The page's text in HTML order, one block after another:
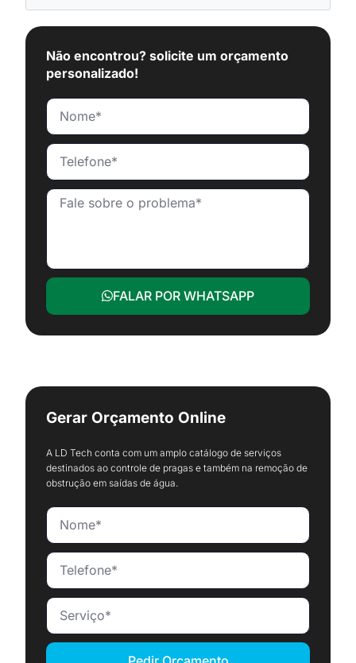
Não encontrou? solicite um orçamento
personalizado!
FALAR POR WHATSAPP
Gerar Orçamento Online
A LD Tech conta com um amplo catálogo de serviços
destinados ao controle de pragas e também na remoção de
obstrução em saídas de água.